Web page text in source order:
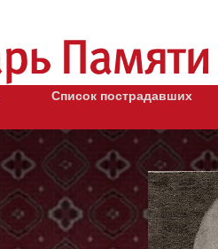
Список пострадавших